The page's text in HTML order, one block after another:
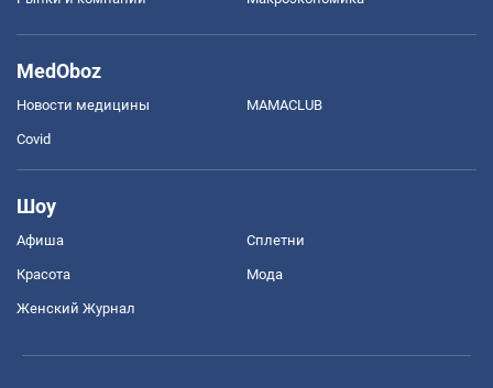
MedOboz
Новости медицины MAMACLUB
Covid
Шоу
Афиша Сплетни
Красота Мода
Женский Журнал